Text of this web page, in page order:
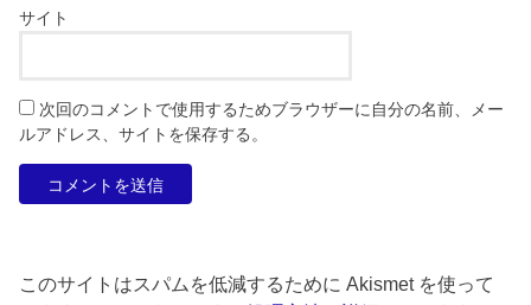
サイト
次回のコメントで使用するためブラウザーに自分の名前、メー
ルアドレス、サイトを保存する。
このサイトはスパムを低減するために Akismet を使って